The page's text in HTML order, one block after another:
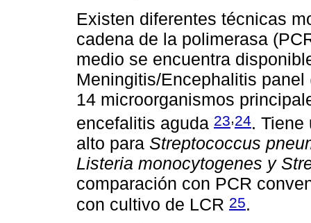
Existen diferentes técnicas
cadena de la polimerasa
medio se encuentra
Meningitis/Encephalitis
14 microorganismos
encefalitis aguda 23,24. Tiene
alto para Streptococcus
Listeria monocytogenes y
comparación con PCR
con cultivo de LCR 25.